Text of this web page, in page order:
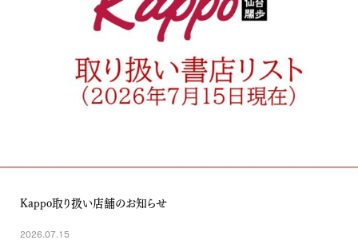
Kappo取り扱い店舗のお知らせ
2026.07.15